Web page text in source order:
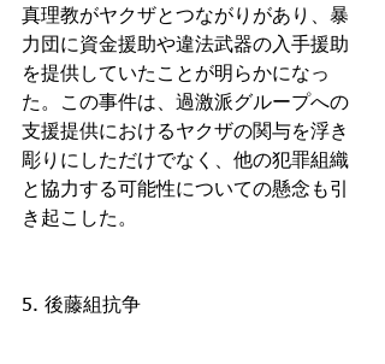
真理教がヤクザとつながりがあり、暴
力団に資金援助や違法武器の入手援助
を提供していたことが明らかになっ
た。この事件は、過激派グループへの
支援提供におけるヤクザの関与を浮き
彫りにしただけでなく、他の犯罪組織
と協力する可能性についての懸念も引
き起こした。
5. 後藤組抗争